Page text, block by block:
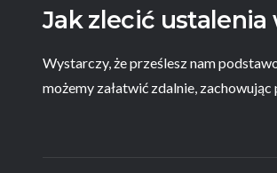
Jak zlecić ustalenia
Wystarczy, że prześlesz nam
możemy załatwić zdalnie,